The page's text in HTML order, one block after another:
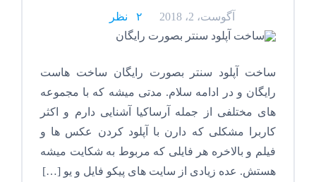
آگوست، 2، 2018 ۲ نظر
ساخت آپلود سنتر بصورت رایگان ساخت هاست
رایگان و در ادامه سلام. مدتی میشه که با مجموعه
های مختلفی از جمله آرساکیا آشنایی دارم و اکثر
کاربرا مشکلی که دارن با آپلود کردن عکس ها و
فیلم و بالاخره هر فایلی که مربوط به شکایت میشه
هستش. عده زیادی از سایت های پیکو فایل و یو […]